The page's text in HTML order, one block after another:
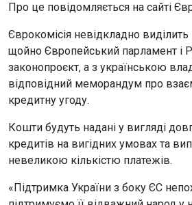
Про це повідомляється на сайті
Єврокомісія невідкладно
щойно Європейський парламент і
законопроєкт, а з українською
відповідний меморандум про
кредитну угоду.
Кошти будуть надані у вигляді
кредитів на вигідних умовах та
невеликою кількістю платежів.
«Підтримка України з боку ЄС